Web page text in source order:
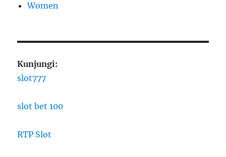
Women
Kunjungi:
slot777
slot bet 100
RTP Slot